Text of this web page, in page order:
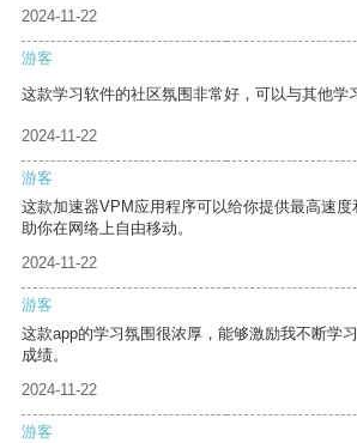
2024-11-22
游客
这款学习软件的社区氛围非常好，可以与其他学
2024-11-22
游客
这款加速器VPM应用程序可以给你提供最高速
助你在网络上自由移动。
2024-11-22
游客
这款app的学习氛围很浓厚，能够激励我不断学
成绩。
2024-11-22
游客